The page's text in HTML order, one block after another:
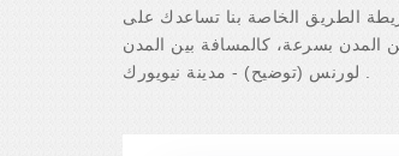
الطريق الخاصة بنا تساعدك على
المدن بسرعة، كالمسافة بين المدن